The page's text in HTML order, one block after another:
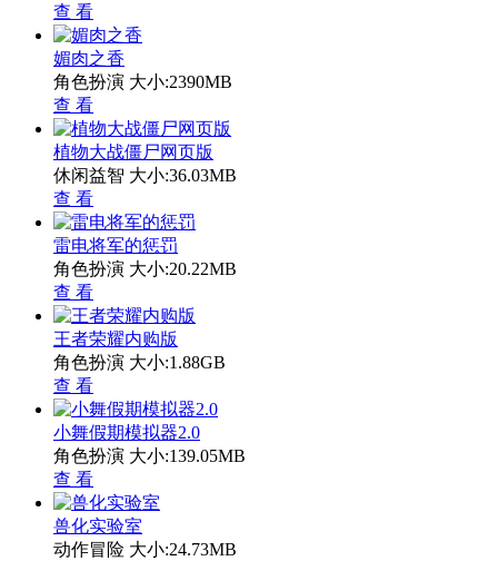
查 看
媚肉之香
角色扮演 大小:2390MB
查 看
植物大战僵尸网页版
休闲益智 大小:36.03MB
查 看
雷电将军的惩罚
角色扮演 大小:20.22MB
查 看
王者荣耀内购版
角色扮演 大小:1.88GB
查 看
小舞假期模拟器2.0
角色扮演 大小:139.05MB
查 看
兽化实验室
动作冒险 大小:24.73MB